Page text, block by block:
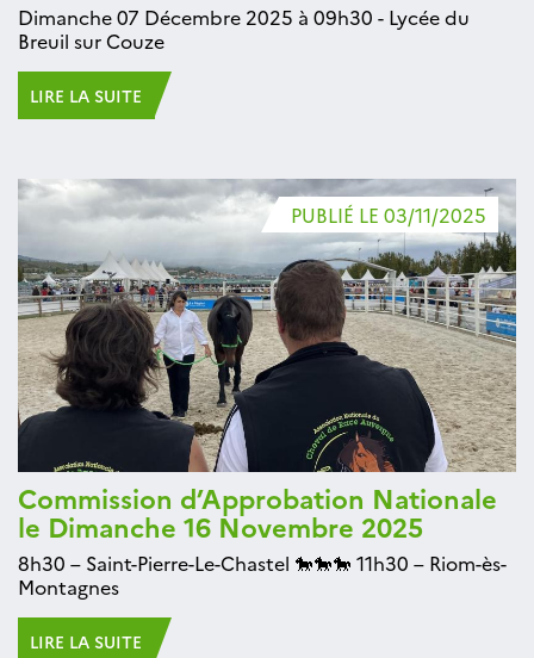
Dimanche 07 Décembre 2025 à 09h30 - Lycée du
Breuil sur Couze
LIRE LA SUITE
PUBLIÉ LE 03/11/2025
Commission d’Approbation Nationale
le Dimanche 16 Novembre 2025
8h30 – Saint-Pierre-Le-Chastel 🐎🐎🐎 11h30 – Riom-ès-
Montagnes
LIRE LA SUITE